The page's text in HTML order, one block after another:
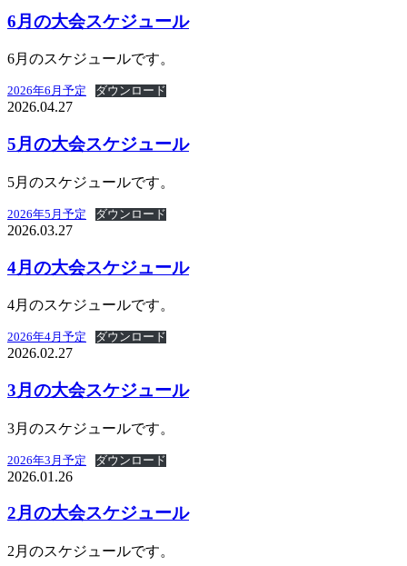
6月の大会スケジュール
6月のスケジュールです。
2026年6月予定 ダウンロード
2026.04.27
5月の大会スケジュール
5月のスケジュールです。
2026年5月予定 ダウンロード
2026.03.27
4月の大会スケジュール
4月のスケジュールです。
2026年4月予定 ダウンロード
2026.02.27
3月の大会スケジュール
3月のスケジュールです。
2026年3月予定 ダウンロード
2026.01.26
2月の大会スケジュール
2月のスケジュールです。